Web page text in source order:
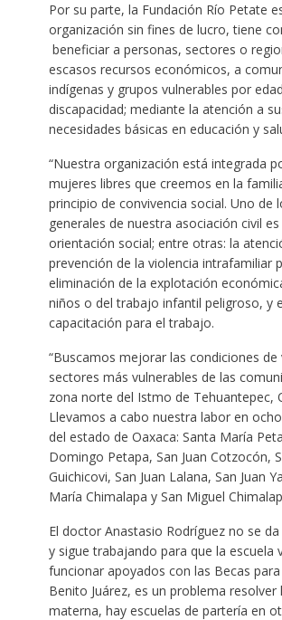
Por su parte, la Fundación Río Petate
organización sin fines de lucro, tiene
beneficiar a personas, sectores o
escasos recursos económicos, a
indígenas y grupos vulnerables por
discapacidad; mediante la atención a
necesidades básicas en educación y
“Nuestra organización está integrada
mujeres libres que creemos en la
principio de convivencia social. Uno de
generales de nuestra asociación civil
orientación social; entre otras: la
prevención de la violencia intrafamiliar
eliminación de la explotación
niños o del trabajo infantil peligroso, y
capacitación para el trabajo.
“Buscamos mejorar las condiciones de
sectores más vulnerables de las
zona norte del Istmo de Tehuantepec,
Llevamos a cabo nuestra labor en
del estado de Oaxaca: Santa María
Domingo Petapa, San Juan Cotzocón,
Guichicovi, San Juan Lalana, San Juan
María Chimalapa y San Miguel
El doctor Anastasio Rodríguez no se
y sigue trabajando para que la escuela
funcionar apoyados con las Becas
Benito Juárez, es un problema resolver
materna, hay escuelas de partería en